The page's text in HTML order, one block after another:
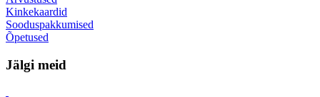
Kinkekaardid
Sooduspakkumised
Õpetused
Jälgi meid